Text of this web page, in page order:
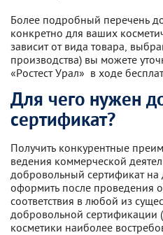
Более подробный перечень
конкретно для ваших
зависит от вида товара,
производства) вы можете
«Ростест Урал» в ходе
Для чего нужен
сертификат?
Получить конкурентные
ведения коммерческой
добровольный сертификат
оформить после проведения
соответствия в любой из
добровольной сертификации
косметики наиболее